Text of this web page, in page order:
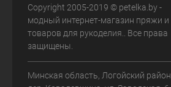
Copyright 2005-2019 © petelka.by -
модный интернет-магазин пряжи и
товаров для рукоделия.. Все права
защищены.
Минская область, Логойский район,